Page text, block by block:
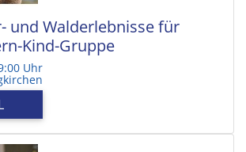
und Walderlebnisse für
Kind-Gruppe
Uhr